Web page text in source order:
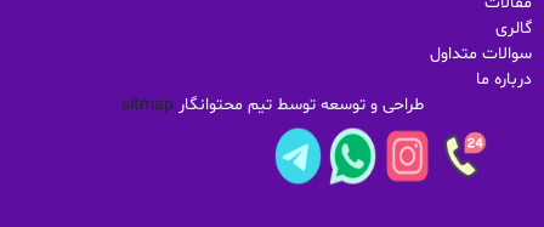
گالری
سوالات متداول
درباره ما
طراحی و توسعه توسط تیم محتوانگار sitmap